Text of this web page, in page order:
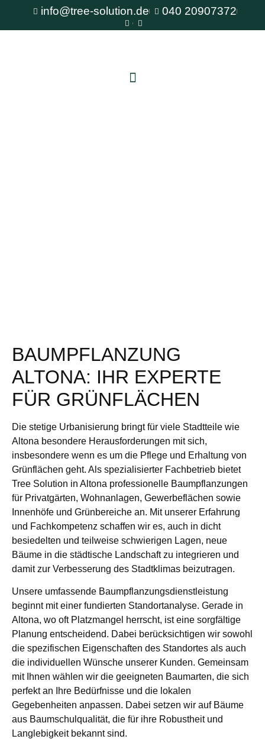
info@tree-solution.de 040 20907372
BAUMPFLANZUNG
ALTONA: IHR EXPERTE
FÜR GRÜNFLÄCHEN
Die stetige Urbanisierung bringt für viele Stadtteile wie
Altona besondere Herausforderungen mit sich,
insbesondere wenn es um die Pflege und Erhaltung von
Grünflächen geht. Als spezialisierter Fachbetrieb bietet
Tree Solution in Altona professionelle Baumpflanzungen
für Privatgärten, Wohnanlagen, Gewerbeflächen sowie
Innenhöfe und Grünbereiche an. Mit unserer Erfahrung
und Fachkompetenz schaffen wir es, auch in dicht
besiedelten und teilweise schwierigen Lagen, neue
Bäume in die städtische Landschaft zu integrieren und
damit zur Verbesserung des Stadtklimas beizutragen.
Unsere umfassende Baumpflanzungsdienstleistung
beginnt mit einer fundierten Standortanalyse. Gerade in
Altona, wo oft Platzmangel herrscht, ist eine sorgfältige
Planung entscheidend. Dabei berücksichtigen wir sowohl
die spezifischen Eigenschaften des Standortes als auch
die individuellen Wünsche unserer Kunden. Gemeinsam
mit Ihnen wählen wir die geeigneten Baumarten, die sich
perfekt an Ihre Bedürfnisse und die lokalen
Gegebenheiten anpassen. Dabei setzen wir auf Bäume
aus Baumschulqualität, die für ihre Robustheit und
Langlebigkeit bekannt sind.